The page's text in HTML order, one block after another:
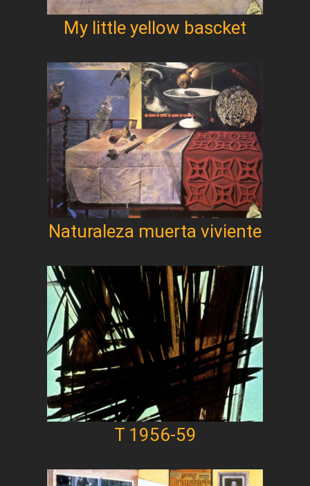
My little yellow bascket
Naturaleza muerta viviente
T 1956-59